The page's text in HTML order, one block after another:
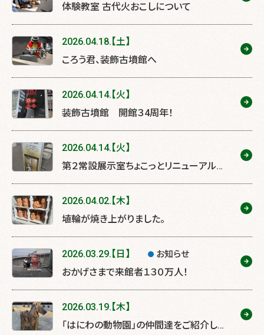
体験教室 古代火おこしについて
2026.04.18.【土】
ころう君、装飾古墳館へ
2026.04.14.【火】
装飾古墳館 開館３4周年！
2026.04.14.【火】
第２常設展示室ちょこっとリニューアル…
１回目
2026.04.02.【木】
埴輪が焼き上がりました。
2026.03.29.【日】 お知らせ
おかげさまで来館者１３０万人！
2026.03.19.【木】
「はにわの動物園」の仲間達をご紹介しま